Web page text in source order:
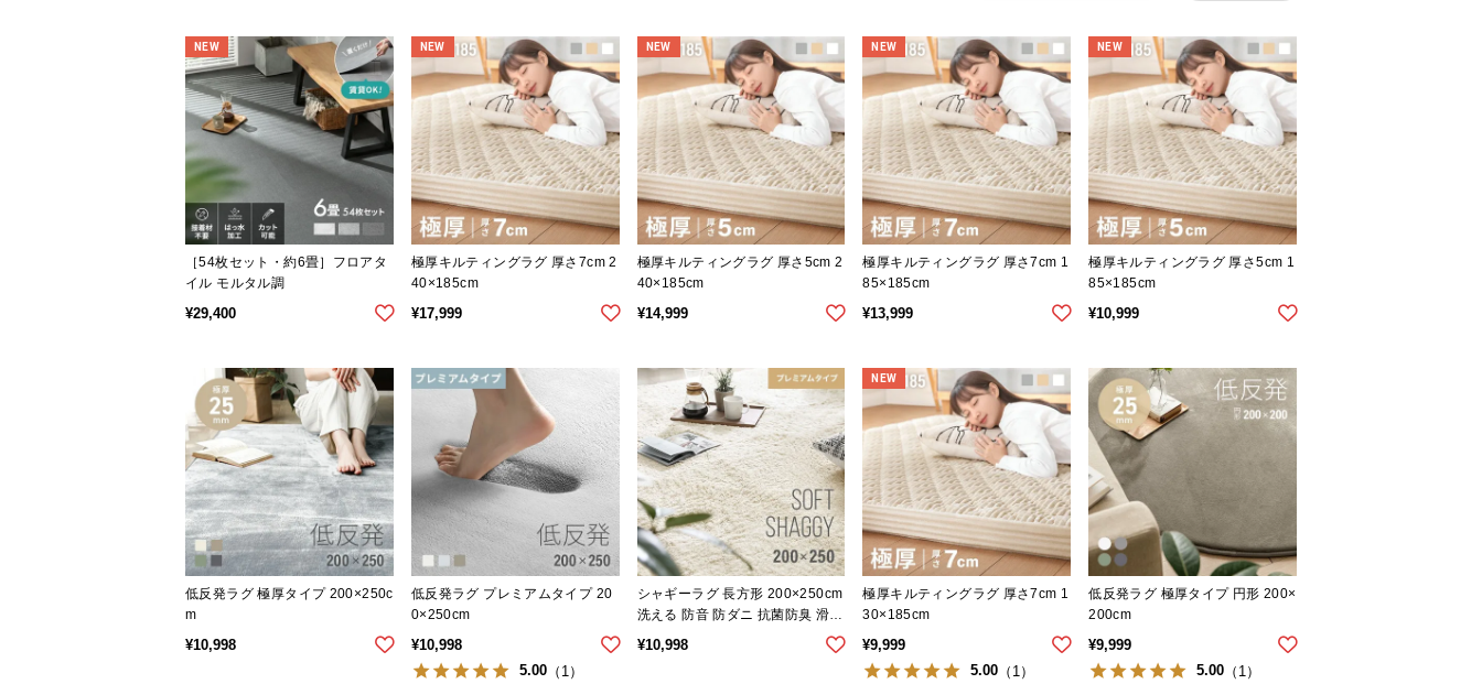
［54枚セット・約6畳］フロアタ
イル モルタル調
¥29,400
NEW
極厚キルティングラグ 厚さ7cm 2
40×185cm
¥17,999
NEW
極厚キルティングラグ 厚さ5cm 2
40×185cm
¥14,999
NEW
極厚キルティングラグ 厚さ7cm 1
85×185cm
¥13,999
NEW
極厚キルティングラグ 厚さ5cm 1
85×185cm
¥10,999
NEW
低反発ラグ 極厚タイプ 200×250c
m
¥10,998
低反発ラグ プレミアムタイプ 20
0×250cm
¥10,998
5.00（1）
シャギーラグ 長方形 200×250cm
洗える 防音 防ダニ 抗菌防臭 滑り
¥10,998
極厚キルティングラグ 厚さ7cm 1
30×185cm
¥9,999
5.00 （1）
NEW
低反発ラグ 極厚タイプ 円形 200×
200cm
¥9,999
5.00 （1）